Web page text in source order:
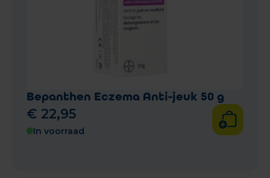
Bepanthen Eczema Anti-jeuk 50 g
€ 22,95
In voorraad